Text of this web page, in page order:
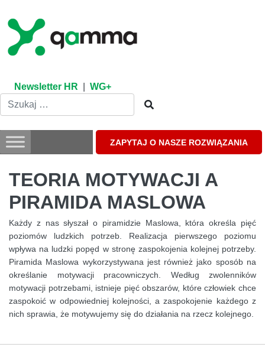
content
Newsletter HR WG+
ZAPYTAJ O NASZE ROZWIĄZANIA
TEORIA MOTYWACJI A
PIRAMIDA MASLOWA
Każdy z nas słyszał o piramidzie Maslowa, która określa pięć
poziomów ludzkich potrzeb. Realizacja pierwszego poziomu
wpływa na ludzki popęd w stronę zaspokojenia kolejnej potrzeby.
Piramida Maslowa wykorzystywana jest również jako sposób na
określanie motywacji pracowniczych. Według zwolenników
motywacji potrzebami, istnieje pięć obszarów, które człowiek chce
zaspokoić w odpowiedniej kolejności, a zaspokojenie każdego z
nich sprawia, że motywujemy się do działania na rzecz kolejnego.